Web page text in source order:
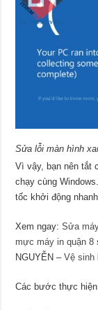
Sửa lỗi màn hình
Vì vậy, bạn nên tắt
chạy cùng
tốc khởi động
Xem ngay:Sửa
mực máy in quận 8
NGUYỄN –Vệ sinh
Các bước thực